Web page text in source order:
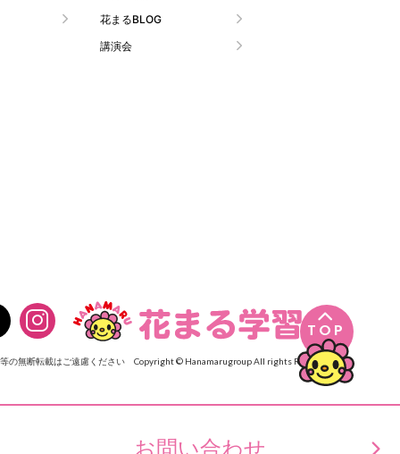
TOP
花まるBLOG
講演会

の無断転載はご遠慮ください Copyright © Hanamarugroup All rights Reserved.
お問い合わせ